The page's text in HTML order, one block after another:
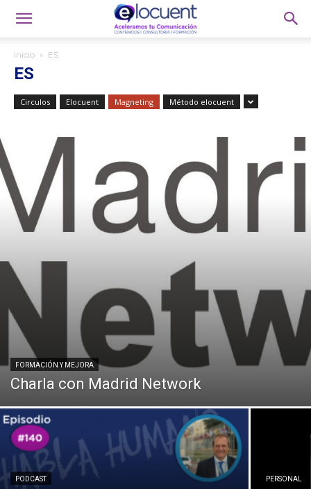
Inicio ES
ES
Circulos Elocuent Magneting Método elocuent
FORMACIÓN Y MEJORA
Charla con Madrid Network
PODCAST PERSONAL